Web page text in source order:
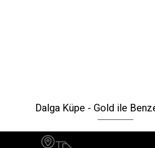
Dalga Küpe - Gold ile